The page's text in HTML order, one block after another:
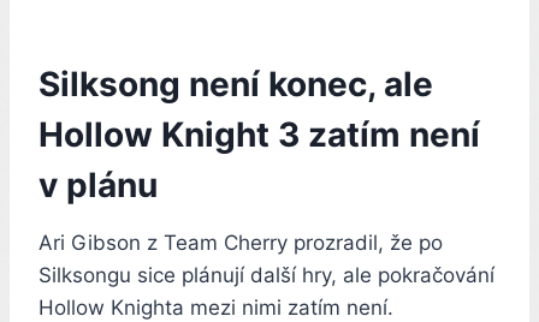
Silksong není konec, ale
Hollow Knight 3 zatím není
v plánu
Ari Gibson z Team Cherry prozradil, že po
Silksongu sice plánují další hry, ale pokračování
Hollow Knighta mezi nimi zatím není.